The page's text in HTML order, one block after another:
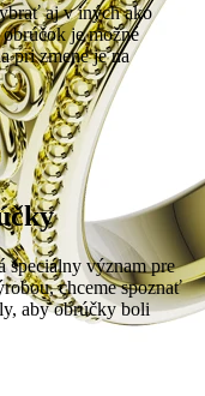
aj v iných ako
je možné
pri zmene je na
špeciálny význam pre
chceme spoznať
aby obrúčky boli